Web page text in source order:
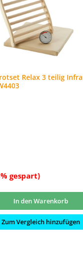
Relax 3 teilig
gespart)
In den Warenkorb
Zum Vergleich hinzufügen